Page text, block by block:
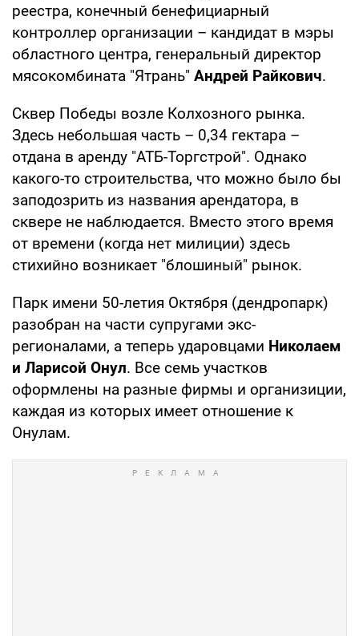
реестра, конечный бенефициарный
контроллер организации – кандидат в мэры
областного центра, генеральный директор
мясокомбината "Ятрань" Андрей Райкович.
Сквер Победы возле Колхозного рынка.
Здесь небольшая часть – 0,34 гектара –
отдана в аренду "АТБ-Торгстрой". Однако
какого-то строительства, что можно было бы
заподозрить из названия арендатора, в
сквере не наблюдается. Вместо этого время
от времени (когда нет милиции) здесь
стихийно возникает "блошиный" рынок.
Парк имени 50-летия Октября (дендропарк)
разобран на части супругами экс-
регионалами, а теперь ударовцами Николаем
и Ларисой Онул. Все семь участков
оформлены на разные фирмы и организиции,
каждая из которых имеет отношение к
Онулам.